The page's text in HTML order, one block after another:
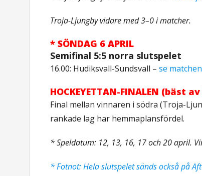
Troja-Ljungby vidare med 3–0 i matcher.
* SÖNDAG 6 APRIL
Semifinal 5:5 norra slutspelet
16.00: Hudiksvall-Sundsvall –se
HOCKEYETTAN-FINALEN (bäst
Final mellan vinnaren i södra (Troja-
rankade lag har hemmaplansfördel.
* Speldatum: 12, 13, 16, 17 och 20 april.
* Fotnot: Hela slutspelet sänds också på